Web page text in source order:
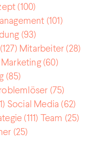
(100)
(101)
(93)
Mitarbeiter (28)
(60)
(85)
(75)
Social Media (62)
(111) Team (25)
(25)